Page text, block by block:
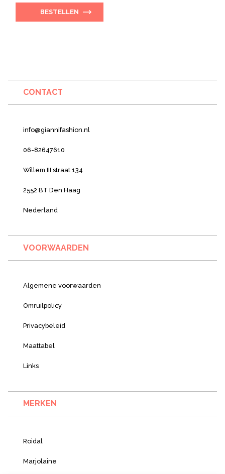
BESTELLEN
CONTACT
info@giannifashion.nl
06-82647610
Willem III straat 134
2552 BT Den Haag
Nederland
VOORWAARDEN
Algemene voorwaarden
Omruilpolicy
Privacybeleid
Maattabel
Links
MERKEN
Roidal
Marjolaine